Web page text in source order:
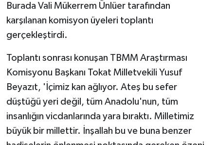
Burada Vali Mükerrem Ünlüer tarafından
karşılanan komisyon üyeleri toplantı
gerçekleştirdi.
Toplantı sonrası konuşan TBMM Araştırması
Komisyonu Başkanı Tokat Milletvekili Yusuf
Beyazıt, 'İçimiz kan ağlıyor. Ateş bu sefer
düştüğü yeri değil, tüm Anadolu'nun, tüm
insanlığın vicdanlarında yara bıraktı. Milletimiz
büyük bir millettir. İnşallah bu ve buna benzer